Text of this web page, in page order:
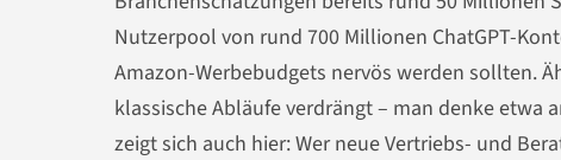
Nutzerpool von rund 700 Millionen ChatGPT-
Amazon-Werbebudgets nervös werden sollten.
klassische Abläufe verdrängt – man denke etwa
zeigt sich auch hier: Wer neue Vertriebs- und